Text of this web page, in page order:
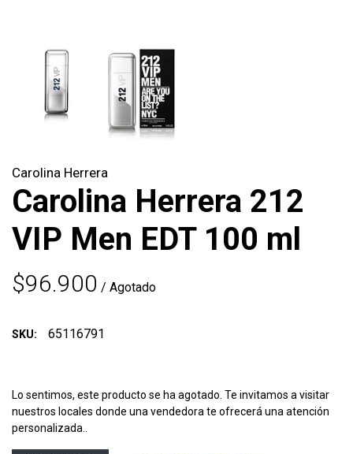
Carolina Herrera
Carolina Herrera 212
VIP Men EDT 100 ml
$96.900 / Agotado
SKU: 65116791
Lo sentimos, este producto se ha agotado. Te invitamos a visitar
nuestros locales donde una vendedora te ofrecerá una atención
personalizada..